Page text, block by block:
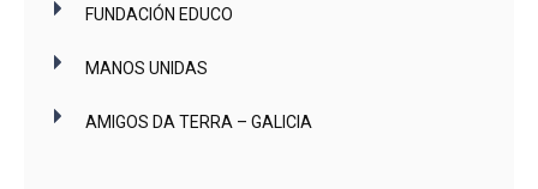
FUNDACIÓN EDUCO
MANOS UNIDAS
AMIGOS DA TERRA – GALICIA